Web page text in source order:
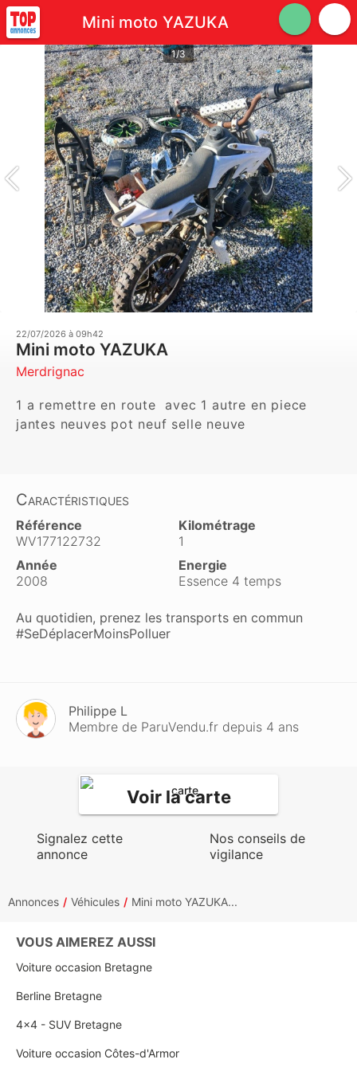
Mini moto YAZUKA
1/3
22/07/2026 à 09h42
Mini moto YAZUKA
Merdrignac
1 a remettre en route  avec 1 autre en piece
jantes neuves pot neuf selle neuve
Caractéristiques
Référence
WV177122732
Kilométrage
1
Année
2008
Energie
Essence 4 temps
Au quotidien, prenez les transports en commun
#SeDéplacerMoinsPolluer
Philippe L
Membre de ParuVendu.fr depuis 4 ans
Voir la carte
Signalez cette
annonce
Nos conseils de
vigilance
Annonces Véhicules Mini moto YAZUKA...
VOUS AIMEREZ AUSSI
Voiture occasion Bretagne
Berline Bretagne
4x4 - SUV Bretagne
Voiture occasion Côtes-d'Armor